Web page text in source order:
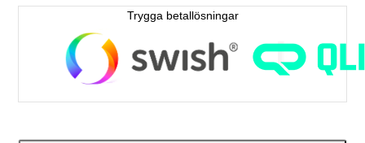
Trygga betallösningar